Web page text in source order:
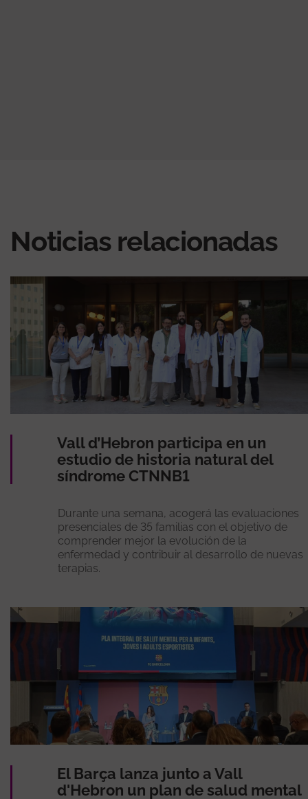
Noticias relacionadas
Vall d’Hebron participa en un
estudio de historia natural del
síndrome CTNNB1
Durante una semana, acogerá las evaluaciones
presenciales de 35 familias con el objetivo de
comprender mejor la evolución de la
enfermedad y contribuir al desarrollo de nuevas
terapias.
El Barça lanza junto a Vall
d'Hebron un plan de salud mental